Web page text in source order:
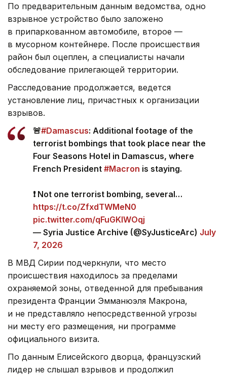
По предварительным данным ведомства, одно
взрывное устройство было заложено
в припаркованном автомобиле, второе —
в мусорном контейнере. После происшествия
район был оцеплен, а специалисты начали
обследование прилегающей территории.
Расследование продолжается, ведется
установление лиц, причастных к организации
взрывов.
🚨#Damascus: Additional footage of the
terrorist bombings that took place near the
Four Seasons Hotel in Damascus, where
French President #Macron is staying.
❗️ Not one terrorist bombing, several…
https://t.co/ZfxdTWMeN0
pic.twitter.com/qFuGKIWOqj
— Syria Justice Archive (@SyJusticeArc) July
7, 2026
В МВД Сирии подчеркнули, что место
происшествия находилось за пределами
охраняемой зоны, отведенной для пребывания
президента Франции Эмманюэля Макрона,
и не представляло непосредственной угрозы
ни месту его размещения, ни программе
официального визита.
По данным Елисейского дворца, французский
лидер не слышал взрывов и продолжил